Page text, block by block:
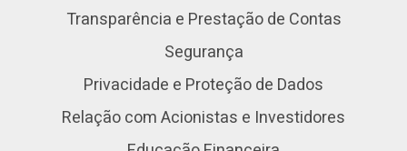
Transparência e Prestação de Contas
Segurança
Privacidade e Proteção de Dados
Relação com Acionistas e Investidores